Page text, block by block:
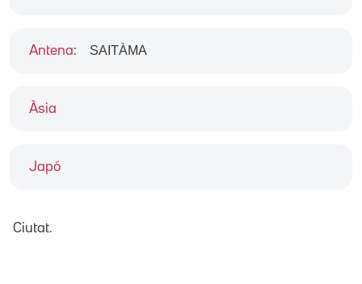
Àsia
Japó
Antena: SAITÀMA
Ciutat.